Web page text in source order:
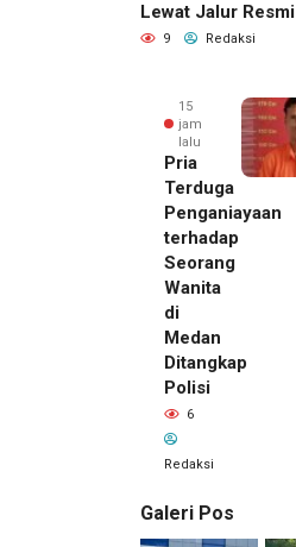
Lewat Jalur Resmi
9 Redaksi
15
jam
lalu
Pria
Terduga
Penganiayaan
terhadap
Seorang
Wanita
di
Medan
Ditangkap
Polisi
6
Redaksi
Galeri Pos